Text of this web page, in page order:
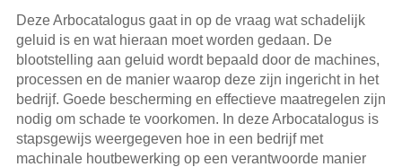
Deze Arbocatalogus gaat in op de vraag wat schadelijk
geluid is en wat hieraan moet worden gedaan. De
blootstelling aan geluid wordt bepaald door de machines,
processen en de manier waarop deze zijn ingericht in het
bedrijf. Goede bescherming en effectieve maatregelen zijn
nodig om schade te voorkomen. In deze Arbocatalogus is
stapsgewijs weergegeven hoe in een bedrijf met
machinale houtbewerking op een verantwoorde manier